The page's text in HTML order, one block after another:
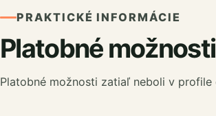
PRAKTICKÉ INFORMÁCIE
Platobné možnosti
Platobné možnosti zatiaľ neboli v